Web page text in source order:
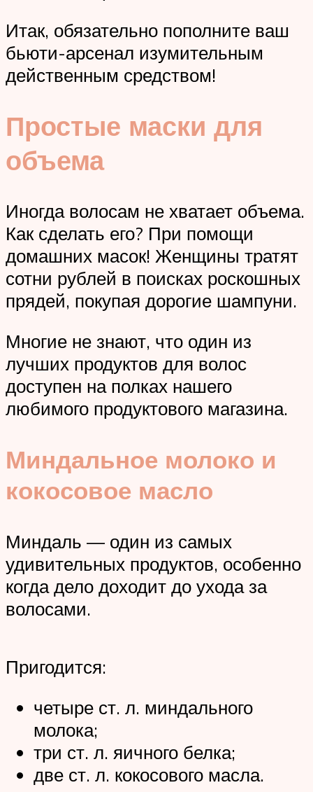
Итак, обязательно пополните ваш
бьюти-арсенал изумительным
действенным средством!
Простые маски для
объема
Иногда волосам не хватает объема.
Как сделать его? При помощи
домашних масок! Женщины тратят
сотни рублей в поисках роскошных
прядей, покупая дорогие шампуни.
Многие не знают, что один из
лучших продуктов для волос
доступен на полках нашего
любимого продуктового магазина.
Миндальное молоко и
кокосовое масло
Миндаль — один из самых
удивительных продуктов, особенно
когда дело доходит до ухода за
волосами.
Пригодится:
четыре ст. л. миндального
молока;
три ст. л. яичного белка;
две ст. л. кокосового масла.